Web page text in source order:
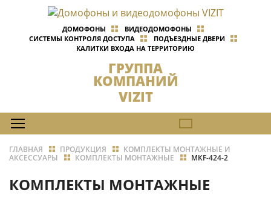
ДОМОФОНЫ
ВИДЕОДОМОФОНЫ
СИСТЕМЫ КОНТРОЛЯ ДОСТУПА
ПОДЪЕЗДНЫЕ ДВЕРИ
КАЛИТКИ ВХОДА НА ТЕРРИТОРИЮ
ГРУППА
КОМПАНИЙ
VIZIT
ГЛАВНАЯ ПРОДУКЦИЯ
КОМПЛЕКТЫ МОНТАЖНЫЕ И
АКСЕССУАРЫ
КОМПЛЕКТЫ МОНТАЖНЫЕ МКF-424-2
КОМПЛЕКТЫ МОНТАЖНЫЕ